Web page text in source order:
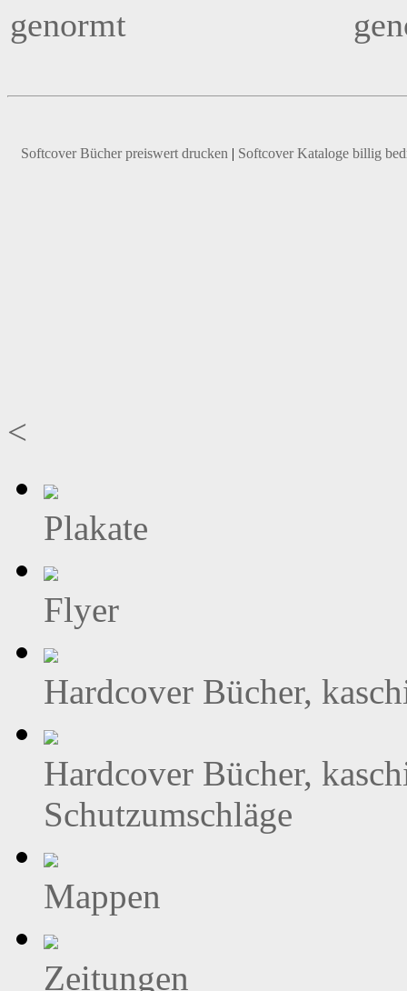
genormt
Softcover Bücher preiswert drucken | Softcover Kataloge billig
<
Plakate
Flyer
Hardcover Bücher,
Hardcover Bücher,
Schutzumschläge
Mappen
Zeitungen